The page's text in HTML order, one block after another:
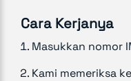
Cara Kerjanya
Masukkan nomor
Kami memeriksa